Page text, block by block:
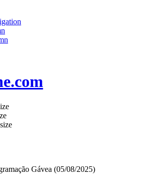
Gávea (05/08/2025)